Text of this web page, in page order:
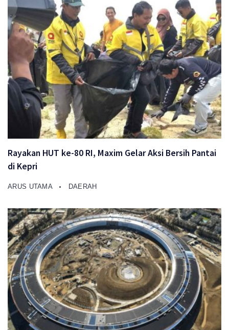
Rayakan HUT ke-80 RI, Maxim Gelar Aksi Bersih Pantai
di Kepri
ARUS UTAMA DAERAH